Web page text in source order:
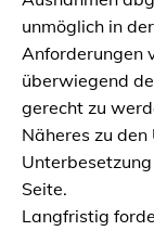
unmöglich in
Anforderungen
überwiegend
gerecht zu
Näheres zu
Seite.
Langfristig